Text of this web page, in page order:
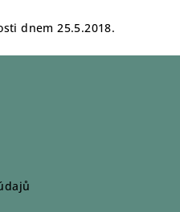
dnem 25.5.2018.